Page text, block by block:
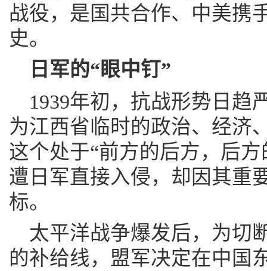
战役，是国共合作、中美携
史。
日军的“眼中钉”
1939年初，抗战形势日趋
为江西省临时的政治、经济
这个处于“前方的后方，后
遭日军直接入侵，却因其重
标。
太平洋战争爆发后，为切
的补给线，盟军决定在中国